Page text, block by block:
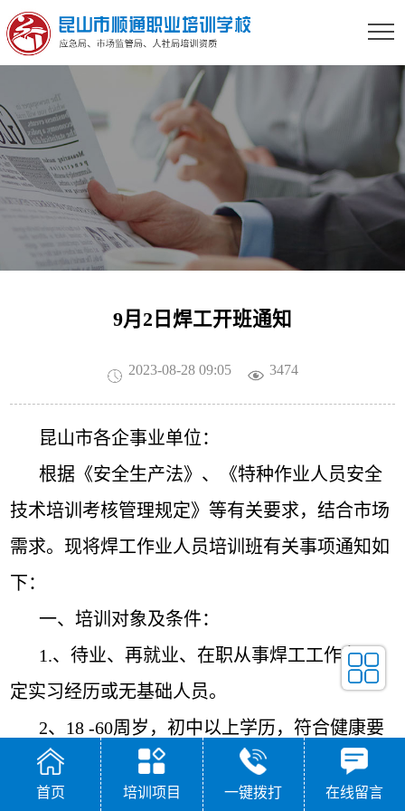
9月2日焊工开班通知
2023-08-28 09:05 3474
昆山市各企事业单位：
根据《安全生产法》、《特种作业人员安全
技术培训考核管理规定》等有关要求，结合市场
需求。现将焊工作业人员培训班有关事项通知如
下：
一、培训对象及条件：
1.、待业、再就业、在职从事焊工工作有一
定实习经历或无基础人员。
2、18 -60周岁，初中以上学历，符合健康要
求，提供身份证和毕业证复印件各1份、白底或
蓝底彩照2张、实习证明1份。
首页 培训项目 一键拨打 在线留言